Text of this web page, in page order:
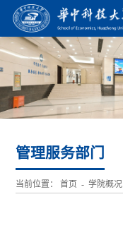
管理服务部门
当前位置：首页 -学院概况